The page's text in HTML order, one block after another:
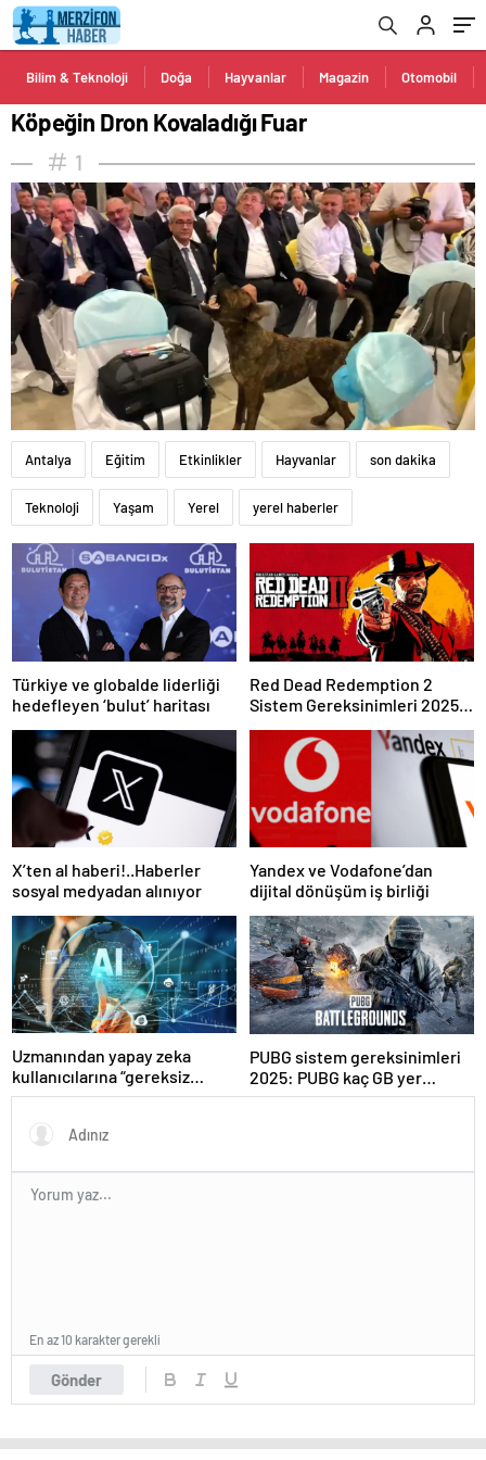
Bilim & Teknoloji Doğa Hayvanlar Magazin Otomobil
Köpeğin Dron Kovaladığı Fuar
1
Antalya Eğitim Etkinlikler Hayvanlar son dakika
Teknoloji Yaşam Yerel yerel haberler
Türkiye ve globalde liderliği
hedefleyen ‘bulut’ haritası
Red Dead Redemption 2
Sistem Gereksinimleri 2025:
X’ten al haberi!..Haberler
sosyal medyadan alınıyor
Yandex ve Vodafone’dan
dijital dönüşüm iş birliği
Uzmanından yapay zeka
kullanıcılarına “gereksiz
sorgulardan kaçının”
PUBG sistem gereksinimleri
2025: PUBG kaç GB yer
kaplar?
Gönder
En az 10 karakter gerekli